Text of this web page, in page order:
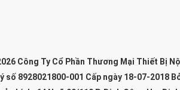
Công Ty Cổ Phần Thương Mại Thiết Bị
số 8928021800-001 Cấp ngày 18-07-2018